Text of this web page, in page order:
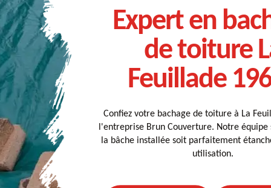
Expert en
de toiture
Feuillade
Confiez votre bachage de toiture à La
l'entreprise Brun Couverture. Notre équipe
la bâche installée soit parfaitement
utilisation.